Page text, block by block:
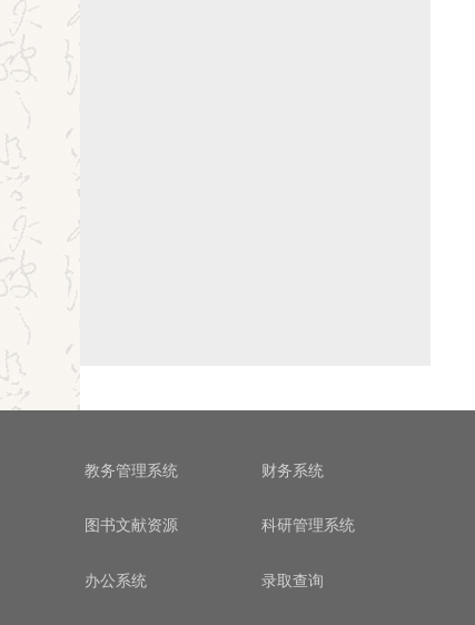
教务管理系统 财务系统
图书文献资源 科研管理系统
办公系统 录取查询